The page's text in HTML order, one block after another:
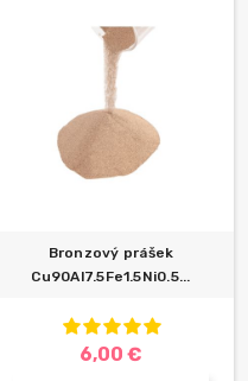
Bronzový prášek
Cu90Al7.5Fe1.5Ni0.5...
6,00 €